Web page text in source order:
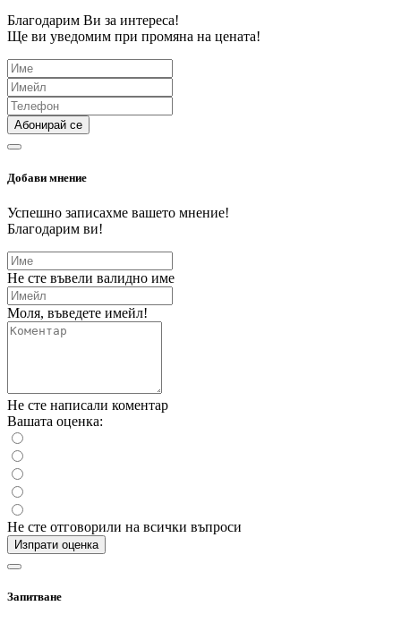
Благодарим Ви за интереса!
Ще ви уведомим при промяна на цената!
Абонирай се
Добави мнение
Успешно записахме вашето мнение!
Благодарим ви!
Не сте въвели валидно име
Моля, въведете имейл!
Не сте написали коментар
Вашата оценка:
Не сте отговорили на всички въпроси
Изпрати оценка
Запитване